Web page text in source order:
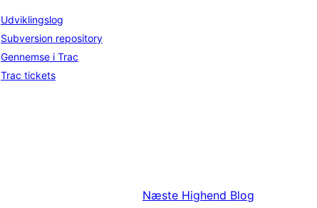
Udviklingslog
Subversion repository
Gennemse i Trac
Trac tickets
Næste Highend Blog